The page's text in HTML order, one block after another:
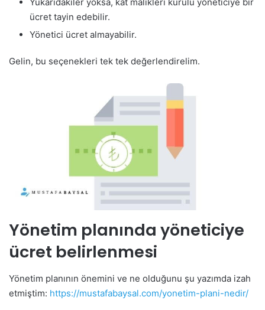
ücret tayin edebilir.
Yönetici ücret almayabilir.
Gelin, bu seçenekleri tek tek değerlendirelim.
Yönetim planında yöneticiye
ücret belirlenmesi
Yönetim planının önemini ve ne olduğunu şu yazımda izah
etmiştim: https://mustafabaysal.com/yonetim-plani-nedir/